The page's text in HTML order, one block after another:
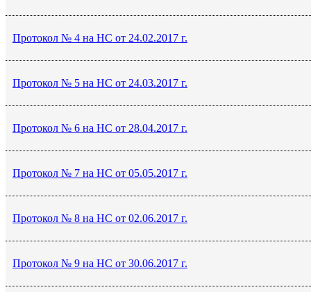
Протокол № 4 на НС от 24.02.2017 г.
Протокол № 5 на НС от 24.03.2017 г.
Протокол № 6 на НС от 28.04.2017 г.
Протокол № 7 на НС от 05.05.2017 г.
Протокол № 8 на НС от 02.06.2017 г.
Протокол № 9 на НС от 30.06.2017 г.